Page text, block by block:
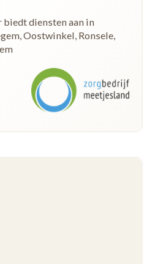
diensten aan in
Oostwinkel, Ronsele,